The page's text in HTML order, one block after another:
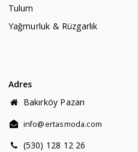
Tulum
Yağmurluk & Rüzgarlık
Adres
Bakırköy Pazarı
info@ertasmoda.com
(530) 128 12 26